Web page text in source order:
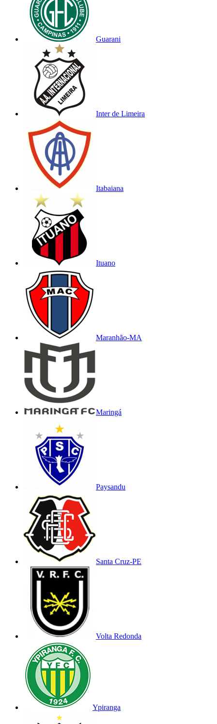
Guarani
Inter de Limeira
Itabaiana
Ituano
Maranhão-MA
Maringá
Paysandu
Santa Cruz-PE
Volta Redonda
Ypiranga